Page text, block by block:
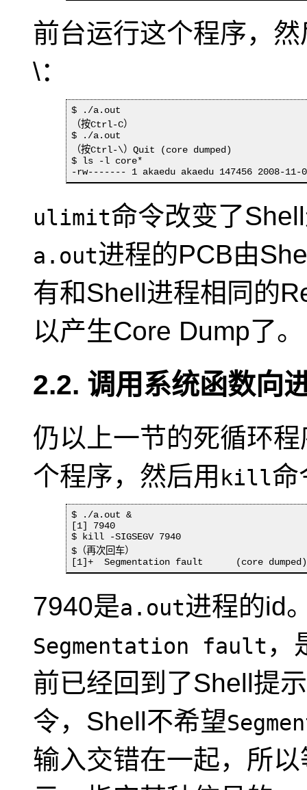
前台运行这个程序，
\：
$ ./a.out
（按Ctrl-C）
$ ./a.out
（按Ctrl-\）Quit (core dumped)
$ ls -l core*
-rw------- 1 akaedu akaedu 147456 2008-11-
ulimit命令改变了
a.out进程的PCB由
有和Shell进程相同的
以产生Core Dump了。
2.2. 调用系统函数向
仍以上一节的死循环
个程序，然后用 kill命
$ ./a.out &
[1] 7940
$ kill -SIGSEGV 7940
$（再次回车）
[1]+  Segmentation fault      (core
7940是a.out进程的id
Segmentation fault ，
前已经回到了Shell提
令，Shell不希望
输入交错在一起，所